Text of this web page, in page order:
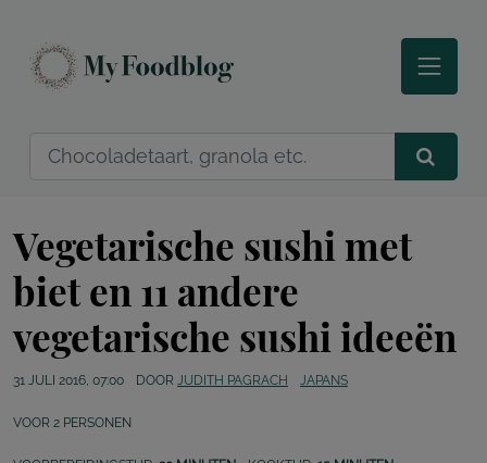
Vegetarische sushi met
biet en 11 andere
vegetarische sushi ideeën
31 JULI 2016, 07:00 DOOR JUDITH PAGRACH JAPANS
VOOR 2 PERSONEN